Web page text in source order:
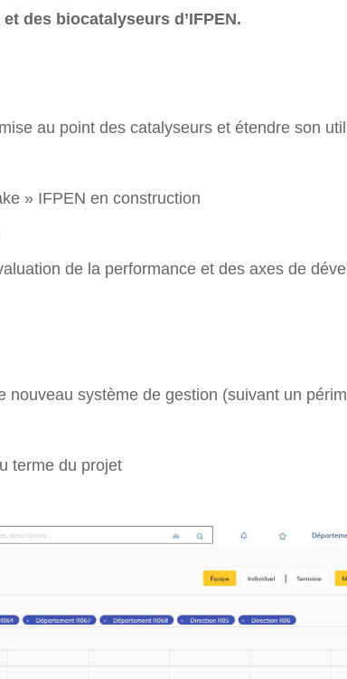
des biocatalyseurs d’IFPEN.
au point des catalyseurs et étendre son
» IFPEN en construction
de la performance et des axes de
système de gestion (suivant un
terme du projet